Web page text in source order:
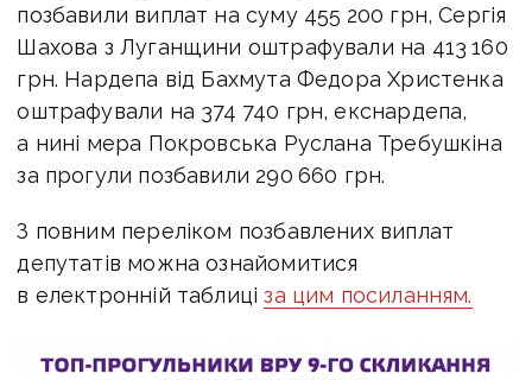
позбавили виплат на суму 455 200 грн, Сергія
Шахова з Луганщини оштрафували на 413 160
грн. Нардепа від Бахмута Федора Христенка
оштрафували на 374 740 грн, екснардепа,
а нині мера Покровська Руслана Требушкіна
за прогули позбавили 290 660 грн.
З повним переліком позбавлених виплат
депутатів можна ознайомитися
в електронній таблиціза цим посиланням.